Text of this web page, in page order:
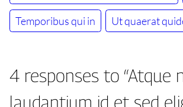
Temporibus qui in Ut quaerat
4 responses to “Atque
laudantium id et sed